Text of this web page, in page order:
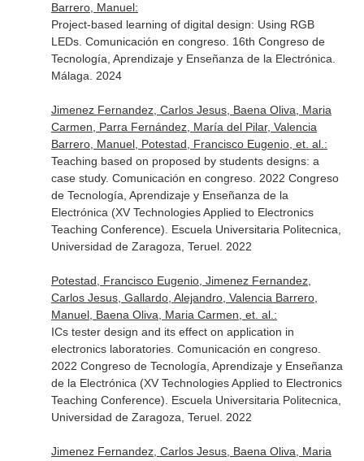
Barrero, Manuel:
Project-based learning of digital design: Using RGB
LEDs. Comunicación en congreso. 16th Congreso de
Tecnología, Aprendizaje y Enseñanza de la Electrónica.
Málaga. 2024
Jimenez Fernandez, Carlos Jesus, Baena Oliva, Maria
Carmen, Parra Fernández, María del Pilar, Valencia
Barrero, Manuel, Potestad, Francisco Eugenio, et. al.:
Teaching based on proposed by students designs: a
case study. Comunicación en congreso. 2022 Congreso
de Tecnología, Aprendizaje y Enseñanza de la
Electrónica (XV Technologies Applied to Electronics
Teaching Conference). Escuela Universitaria Politecnica,
Universidad de Zaragoza, Teruel. 2022
Potestad, Francisco Eugenio, Jimenez Fernandez,
Carlos Jesus, Gallardo, Alejandro, Valencia Barrero,
Manuel, Baena Oliva, Maria Carmen, et. al.:
ICs tester design and its effect on application in
electronics laboratories. Comunicación en congreso.
2022 Congreso de Tecnología, Aprendizaje y Enseñanza
de la Electrónica (XV Technologies Applied to Electronics
Teaching Conference). Escuela Universitaria Politecnica,
Universidad de Zaragoza, Teruel. 2022
Jimenez Fernandez, Carlos Jesus, Baena Oliva, Maria